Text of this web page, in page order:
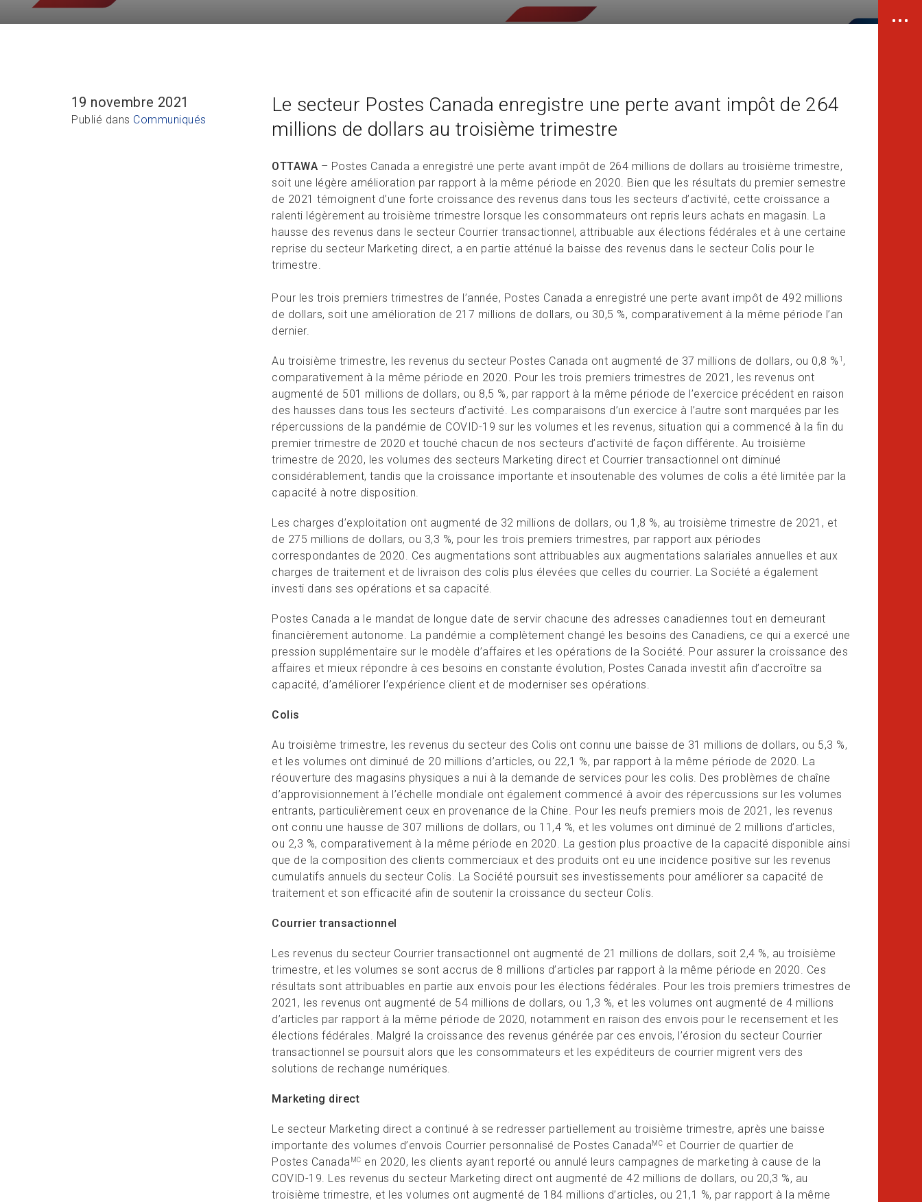
19 novembre 2021
Publié dans Communiqués
Le secteur Postes Canada enregistre une perte avant impôt de 264
millions de dollars au troisième trimestre
OTTAWA – Postes Canada a enregistré une perte avant impôt de 264 millions de dollars au troisième trimestre,
soit une légère amélioration par rapport à la même période en 2020. Bien que les résultats du premier semestre
de 2021 témoignent d’une forte croissance des revenus dans tous les secteurs d’activité, cette croissance a
ralenti légèrement au troisième trimestre lorsque les consommateurs ont repris leurs achats en magasin. La
hausse des revenus dans le secteur Courrier transactionnel, attribuable aux élections fédérales et à une certaine
reprise du secteur Marketing direct, a en partie atténué la baisse des revenus dans le secteur Colis pour le
trimestre.
Pour les trois premiers trimestres de l’année, Postes Canada a enregistré une perte avant impôt de 492 millions
de dollars, soit une amélioration de 217 millions de dollars, ou 30,5 %, comparativement à la même période l’an
dernier.
Au troisième trimestre, les revenus du secteur Postes Canada ont augmenté de 37 millions de dollars, ou 0,8 % 1 ,
comparativement à la même période en 2020. Pour les trois premiers trimestres de 2021, les revenus ont
augmenté de 501 millions de dollars, ou 8,5 %, par rapport à la même période de l’exercice précédent en raison
des hausses dans tous les secteurs d’activité. Les comparaisons d’un exercice à l’autre sont marquées par les
répercussions de la pandémie de COVID-19 sur les volumes et les revenus, situation qui a commencé à la fin du
premier trimestre de 2020 et touché chacun de nos secteurs d’activité de façon différente. Au troisième
trimestre de 2020, les volumes des secteurs Marketing direct et Courrier transactionnel ont diminué
considérablement, tandis que la croissance importante et insoutenable des volumes de colis a été limitée par la
capacité à notre disposition.
Les charges d’exploitation ont augmenté de 32 millions de dollars, ou 1,8 %, au troisième trimestre de 2021, et
de 275 millions de dollars, ou 3,3 %, pour les trois premiers trimestres, par rapport aux périodes
correspondantes de 2020. Ces augmentations sont attribuables aux augmentations salariales annuelles et aux
charges de traitement et de livraison des colis plus élevées que celles du courrier. La Société a également
investi dans ses opérations et sa capacité.
Postes Canada a le mandat de longue date de servir chacune des adresses canadiennes tout en demeurant
financièrement autonome. La pandémie a complètement changé les besoins des Canadiens, ce qui a exercé une
pression supplémentaire sur le modèle d’affaires et les opérations de la Société. Pour assurer la croissance des
affaires et mieux répondre à ces besoins en constante évolution, Postes Canada investit afin d’accroître sa
capacité, d’améliorer l’expérience client et de moderniser ses opérations.
Colis
Au troisième trimestre, les revenus du secteur des Colis ont connu une baisse de 31 millions de dollars, ou 5,3 %,
et les volumes ont diminué de 20 millions d’articles, ou 22,1 %, par rapport à la même période de 2020. La
réouverture des magasins physiques a nui à la demande de services pour les colis. Des problèmes de chaîne
d’approvisionnement à l’échelle mondiale ont également commencé à avoir des répercussions sur les volumes
entrants, particulièrement ceux en provenance de la Chine. Pour les neufs premiers mois de 2021, les revenus
ont connu une hausse de 307 millions de dollars, ou 11,4 %, et les volumes ont diminué de 2 millions d’articles,
ou 2,3 %, comparativement à la même période en 2020. La gestion plus proactive de la capacité disponible ainsi
que de la composition des clients commerciaux et des produits ont eu une incidence positive sur les revenus
cumulatifs annuels du secteur Colis. La Société poursuit ses investissements pour améliorer sa capacité de
traitement et son efficacité afin de soutenir la croissance du secteur Colis.
Courrier transactionnel
Les revenus du secteur Courrier transactionnel ont augmenté de 21 millions de dollars, soit 2,4 %, au troisième
trimestre, et les volumes se sont accrus de 8 millions d’articles par rapport à la même période en 2020. Ces
résultats sont attribuables en partie aux envois pour les élections fédérales. Pour les trois premiers trimestres de
2021, les revenus ont augmenté de 54 millions de dollars, ou 1,3 %, et les volumes ont augmenté de 4 millions
d’articles par rapport à la même période de 2020, notamment en raison des envois pour le recensement et les
élections fédérales. Malgré la croissance des revenus générée par ces envois, l’érosion du secteur Courrier
transactionnel se poursuit alors que les consommateurs et les expéditeurs de courrier migrent vers des
solutions de rechange numériques.
Marketing direct
Le secteur Marketing direct a continué à se redresser partiellement au troisième trimestre, après une baisse
importante des volumes d’envois Courrier personnalisé de Postes CanadaMC et Courrier de quartier de
Postes CanadaMC en 2020, les clients ayant reporté ou annulé leurs campagnes de marketing à cause de la
COVID-19. Les revenus du secteur Marketing direct ont augmenté de 42 millions de dollars, ou 20,3 %, au
troisième trimestre, et les volumes ont augmenté de 184 millions d’articles, ou 21,1 %, par rapport à la même